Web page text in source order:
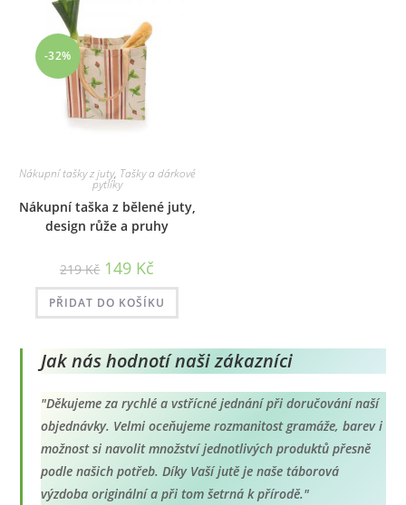
-32%
Nákupní tašky z juty, Tašky a dárkové
pytlíky
Nákupní taška z bělené juty,
design růže a pruhy
219Kč Původní
cena
byla:
219 Kč.
149 Kč
je:
149 Kč.
PŘIDAT DO KOŠÍKU
Jak nás hodnotí naši zákazníci
"Děkujeme za rychlé a vstřícné jednání při doručování naší
objednávky. Velmi oceňujeme rozmanitost gramáže, barev i
možnost si navolit množství jednotlivých produktů přesně
podle našich potřeb. Díky Vaší jutě je naše táborová
výzdoba originální a při tom šetrná k přírodě."